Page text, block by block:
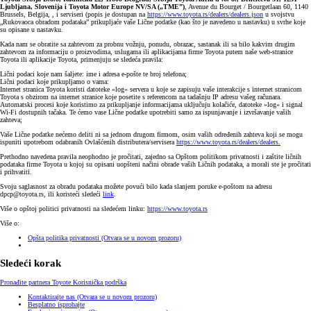
Ljubljana, Slovenija i Toyota Motor Europe NV/SA („TME”) , Avenue du Bourget / Bourgetlaan 60, 1140
Brussels, Belgija, , i serviseri (popis je dostupan na https://www.toyota.rs/dealers/dealers.json u svojstvu
„Rukovaoca obradom podataka” prikupljaće vaše Lične podatke (kao što je navedeno u nastavku) u svrhe koje
su opisane u nastavku.
Kada nam se obratite sa zahtevom za probnu vožnju, ponudu, obrazac, sastanak ili sa bilo kakvim drugim
zahtevom za informaciju o proizvodima, uslugama ili aplikacijama firme Toyota putem naše web-stranice
Toyota ili aplikacije Toyota, primenjuju se sledeća pravila:
Lični podaci koje nam šaljete: ime i adresa e-pošte te broj telefona;
Lični podaci koje prikupljamo o vama:
Internet stranica Toyota koristi datoteke »log« servera u koje se zapisuju vaše interakcije s internet stranicom
Toyota s obzirom na internet stranice koje posetite s referencom na tadašnju IP adresu vašeg računara.
Automatski procesi koje koristimo za prikupljanje informacijama uključuju kolačiće, datoteke »log« i signal
Wi-Fi dostupnih tačaka. Te ćemo vase Lične podatke upotrebiti samo za ispunjavanje i izvršavanje vaših
zahteva;
Vaše Lične podatke nećemo deliti ni sa jednom drugom firmom, osim vaših određenih zahteva koji se mogu
ispuniti upotrebom odabranih Ovlašćenih distributera/servisera https://www.toyota.rs/dealers/dealers.
Prethodno navedena pravila neophodno je pročitati, zajedno sa Opštom politikom privatnosti i zaštite ličnih
podataka firme Toyota u kojoj su opisani uopšteni načini obrade vaših Ličnih podataka, a morali ste je pročitati
i prihvatiti.
Svoju saglasnost za obradu podataka možete povući bilo kada slanjem poruke e-poštom na adresu
dpcp@toyota.rs, ili koristeći sledeći link
Više o opštoj politici privatnosti na sledećem linku: https://www.toyota.rs
Više o:
Opšta politika privatnosti (Otvara se u novom prozoru)
Sledeći korak
Pronađite partnera Toyote Korisnička podrška
Kontaktirajte nas (Otvara se u novom prozoru)
Besplatno isprobajte